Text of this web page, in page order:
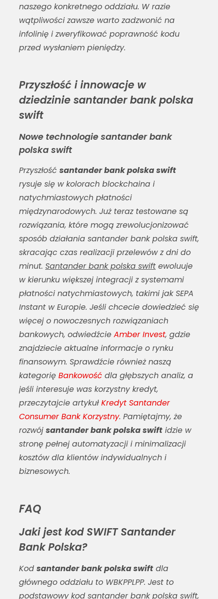
naszego konkretnego oddziału. W razie
wątpliwości zawsze warto zadzwonić na
infolinię i zweryfikować poprawność kodu
przed wysłaniem pieniędzy.
Przyszłość i innowacje w
dziedzinie santander bank polska
swift
Nowe technologie santander bank
polska swift
Przyszłość santander bank polska swift
rysuje się w kolorach blockchaina i
natychmiastowych płatności
międzynarodowych. Już teraz testowane są
rozwiązania, które mogą zrewolucjonizować
sposób działania santander bank polska swift,
skracając czas realizacji przelewów z dni do
minut. Santander bank polska swiftewoluuje
w kierunku większej integracji z systemami
płatności natychmiastowych, takimi jak SEPA
Instant w Europie. Jeśli chcecie dowiedzieć się
więcej o nowoczesnych rozwiązaniach
bankowych, odwiedźcie Amber Invest, gdzie
znajdziecie aktualne informacje o rynku
finansowym. Sprawdźcie również naszą
kategorię Bankowośćdla głębszych analiz, a
jeśli interesuje was korzystny kredyt,
przeczytajcie artykułKredyt Santander
Consumer Bank Korzystny. Pamiętajmy, że
rozwój santander bank polska swiftidzie w
stronę pełnej automatyzacji i minimalizacji
kosztów dla klientów indywidualnych i
biznesowych.
FAQ
Jaki jest kod SWIFT Santander
Bank Polska?
Kod santander bank polska swiftdla
głównego oddziału to WBKPPLPP. Jest to
podstawowy kod santander bank polska swift,